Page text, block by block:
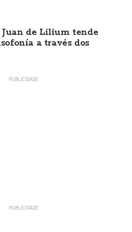
de Lilium tende
a través dos